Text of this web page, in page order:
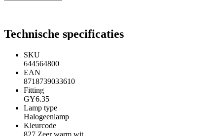
Technische specificaties
SKU
644564800
EAN
8718739033610
Fitting
GY6.35
Lamp type
Halogeenlamp
Kleurcode
827 Zeer warm wit